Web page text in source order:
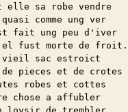
elle sa robe vendre
comme ung ver
fait ung peu d'iver
fust morte de froit.
sac estroict
pieces et de crotes
robes et cottes
chose a affubler
loysir de trembler